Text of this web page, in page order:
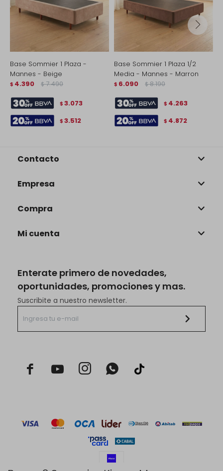
Base Sommier 1 Plaza -
Mannes - Beige
$ 4.390 $ 7.490
$ 3.073
$ 3.512
Base Sommier 1 Plaza 1/2
Media - Mannes - Marron
$ 6.090 $ 8.190
$ 4.263
$ 4.872
Enterate primero de novedades,
oportunidades, promociones y mas.
Suscribite a nuestro newsletter.
  
Contacto
Empresa
Compra
Mi cuenta